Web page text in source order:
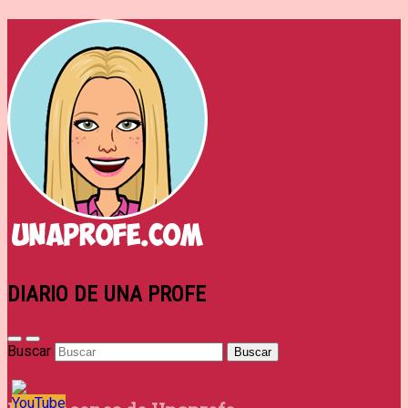
DIARIO DE UNA PROFE
Buscar